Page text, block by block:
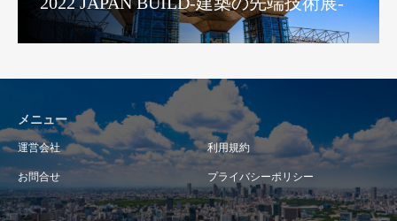
メニュー
運営会社 利用規約
お問合せ プライバシーポリシー